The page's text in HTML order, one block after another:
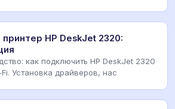
HP DeskJet 2320:
как подключить HP DeskJet 2320
Установка драйверов, нас